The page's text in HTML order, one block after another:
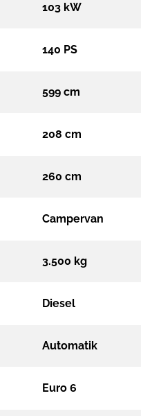
103 kW
140 PS
599 cm
208 cm
260 cm
Campervan
3.500 kg
Diesel
Automatik
Euro 6